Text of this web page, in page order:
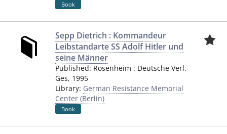
Book
Sepp Dietrich : Kommandeur
Leibstandarte SS Adolf Hitler und
seine Männer
Published: Rosenheim : Deutsche Verl.-
Ges, 1995
Library: German Resistance Memorial
Center (Berlin)
Book